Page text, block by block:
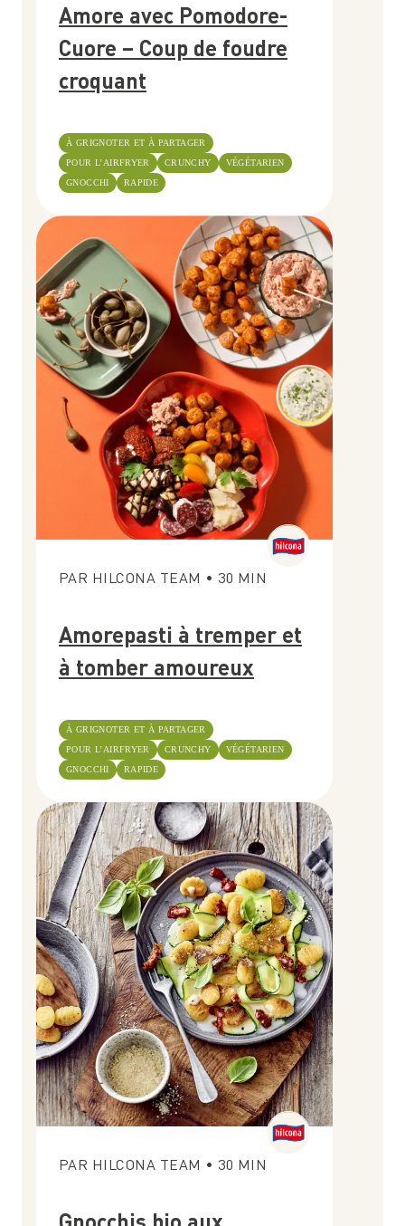
Amore avec Pomodore-
Cuore – Coup de foudre
croquant
À GRIGNOTER ET À PARTAGER
POUR L’AIRFRYER
CRUNCHY
VÉGÉTARIEN
GNOCCHI
RAPIDE
PAR HILCONA TEAM • 30 MIN
Amorepasti à tremper et
à tomber amoureux
À GRIGNOTER ET À PARTAGER
POUR L’AIRFRYER
CRUNCHY
VÉGÉTARIEN
GNOCCHI
RAPIDE
PAR HILCONA TEAM • 30 MIN